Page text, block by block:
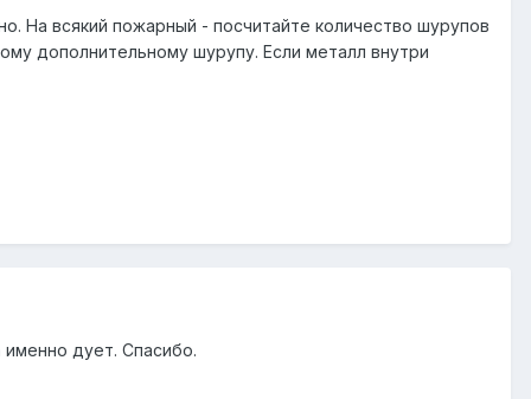
На всякий пожарный - посчитайте количество шурупов
дополнительному шурупу. Если металл внутри
именно дует. Спасибо.